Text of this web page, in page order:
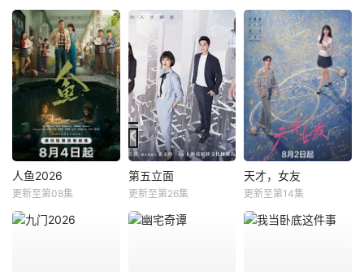
人鱼2026
更新至第08集
第五立面
更新至第26集
天才，女友
更新至第14集